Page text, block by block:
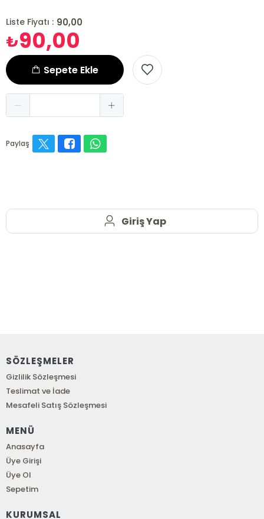
Liste Fiyatı : 90,00
₺90,00
Sepete Ekle
Paylaş
Giriş Yap
SÖZLEŞMELER
Gizlilik Sözleşmesi
Teslimat ve İade
Mesafeli Satış Sözleşmesi
MENÜ
Anasayfa
Üye Girişi
Üye Ol
Sepetim
KURUMSAL